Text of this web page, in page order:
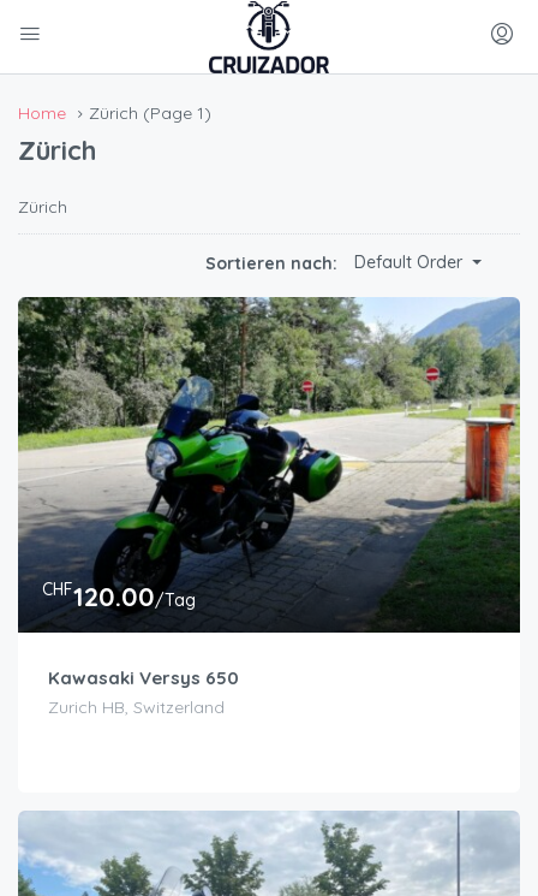
Home Zürich (Page 1)
Zürich
Zürich
Sortieren nach: Default Order
CHF120.00/Tag
Kawasaki Versys 650
Zurich HB, Switzerland